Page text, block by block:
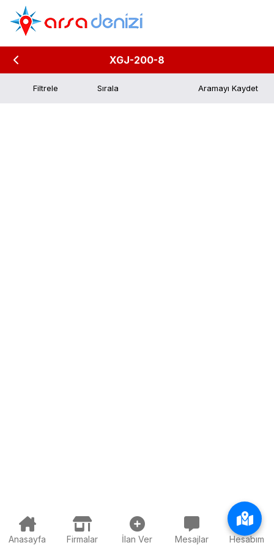
XGJ-200-8
Filtrele Aramayı Kaydet
Anasayfa Firmalar İlan Ver Mesajlar Hesabım